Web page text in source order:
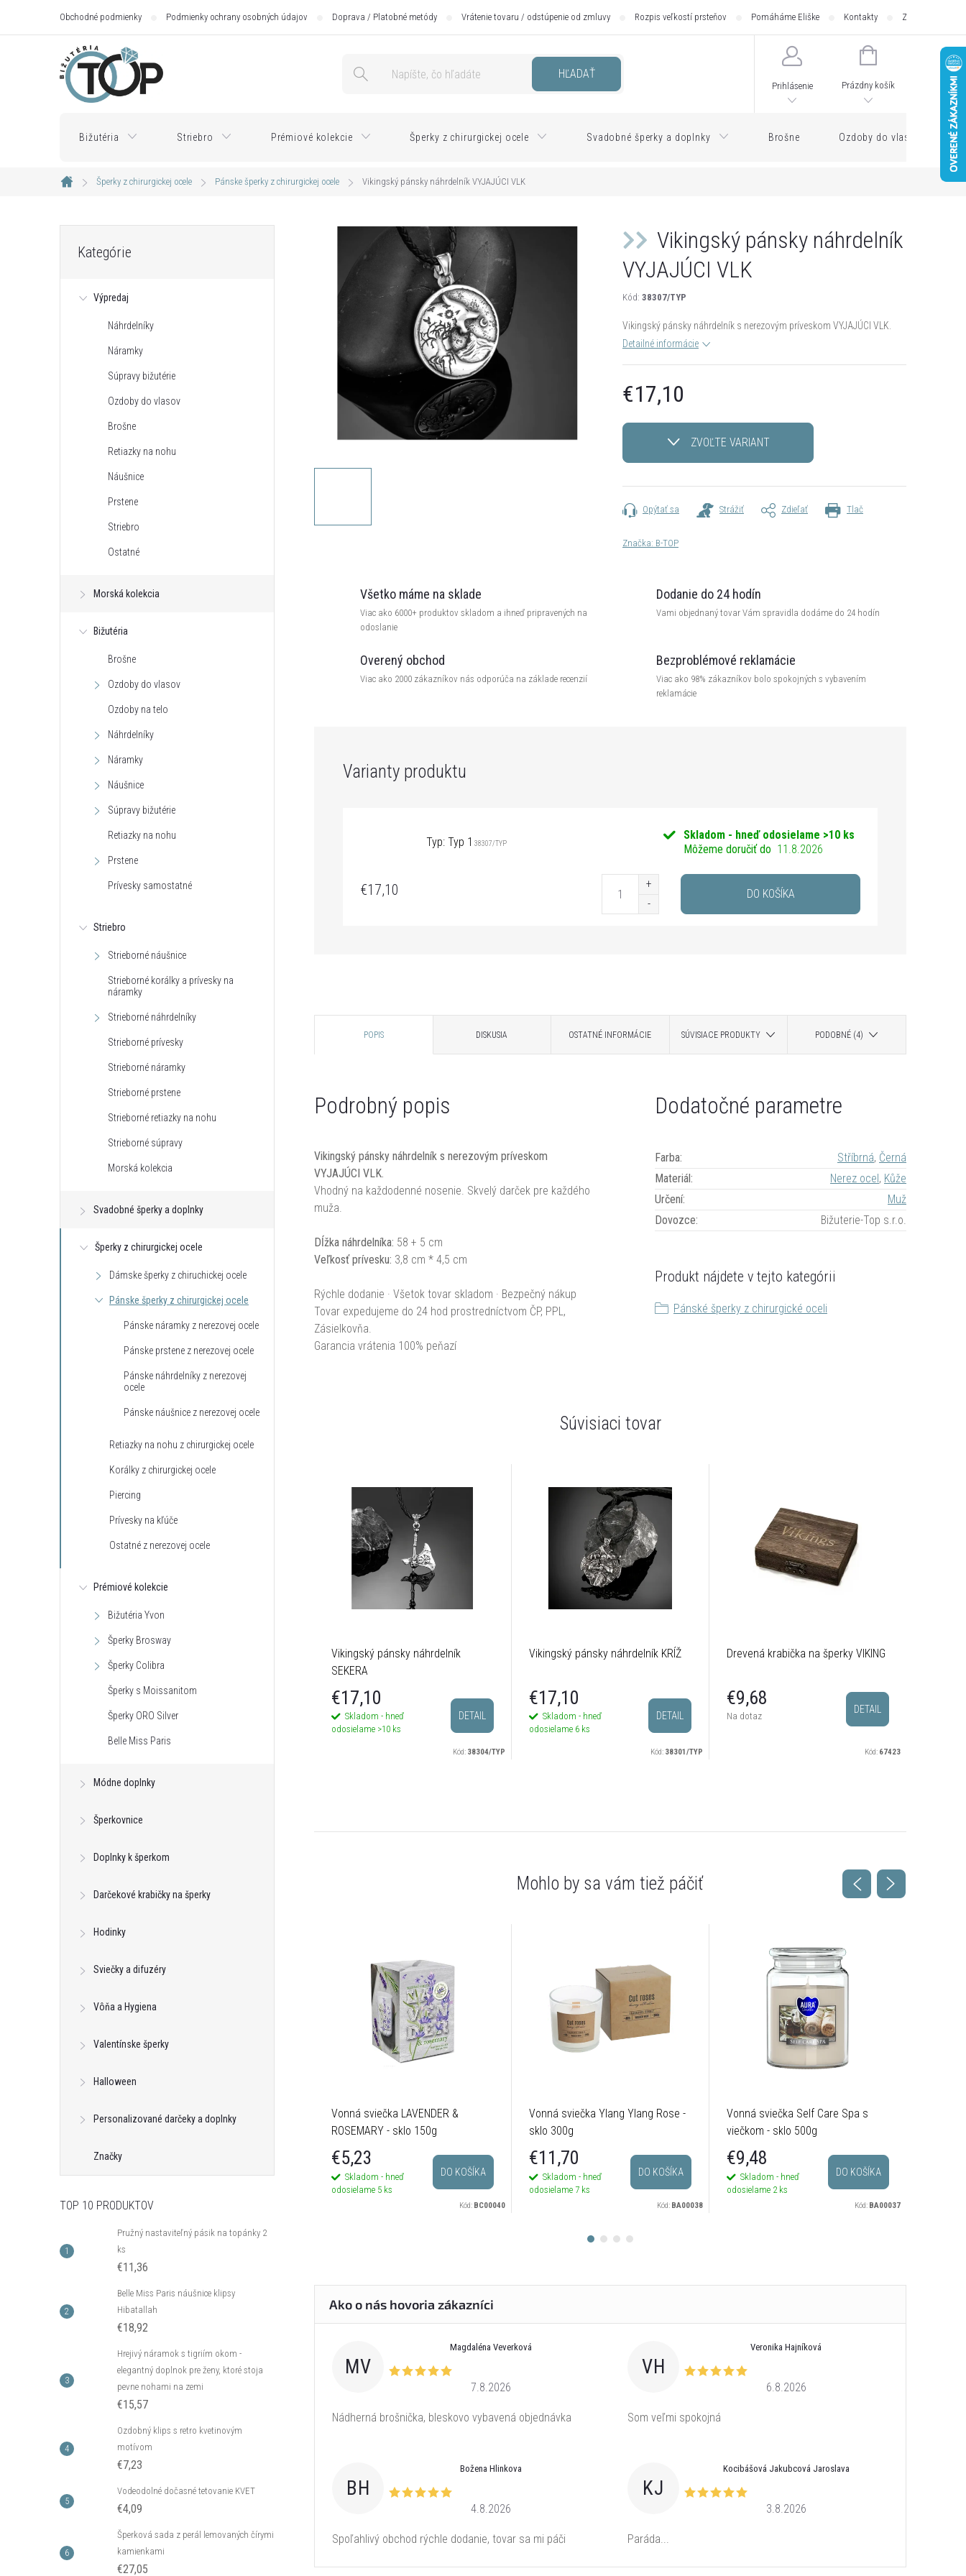
Obchodné podmienky Podmienky ochrany osobných údajov Doprava / Platobné metódy Vrátenie tovaru / odstúpenie od zmluvy Rozpis veľkostí prsteňov Pomáháme Eliške Kontakty Zásilkovna -
HĽADAŤ
Prihlásenie
NÁKUPNÝ
Prázdny košík
Bižutéria Striebro Prémiové kolekcie Šperky z chirurgickej ocele Svadobné šperky a doplnky Brošne Ozdoby do vlasov
Domov
Šperky z chirurgickej ocele Pánske šperky z chirurgickej ocele Vikingský pánsky náhrdelník VYJAJÚCI VLK
kategórie
Kategórie
Výpredaj
Náhrdelníky
Náramky
Súpravy bižutérie
Ozdoby do vlasov
Brošne
Retiazky na nohu
Náušnice
Prstene
Striebro
Ostatné
Morská kolekcia
Bižutéria
Brošne
Ozdoby do vlasov
Ozdoby na telo
Náhrdelníky
Náramky
Náušnice
Súpravy bižutérie
Retiazky na nohu
Prstene
Prívesky samostatné
Striebro
Strieborné náušnice
Strieborné korálky a prívesky na
náramky
Strieborné náhrdelníky
Strieborné prívesky
Strieborné náramky
Strieborné prstene
Strieborné retiazky na nohu
Strieborné súpravy
Morská kolekcia
Svadobné šperky a doplnky
Šperky z chirurgickej ocele
Dámske šperky z chiruchickej ocele
Pánske šperky z chirurgickej ocele
Pánske náramky z nerezovej ocele
Pánske prstene z nerezovej ocele
Pánske náhrdelníky z nerezovej
ocele
Pánske náušnice z nerezovej ocele
Retiazky na nohu z chirurgickej ocele
Korálky z chirurgickej ocele
Piercing
Prívesky na kľúče
Ostatné z nerezovej ocele
Prémiové kolekcie
Bižutéria Yvon
Šperky Brosway
Šperky Colibra
Šperky s Moissanitom
Šperky ORO Silver
Belle Miss Paris
Módne doplnky
Šperkovnice
Doplnky k šperkom
Darčekové krabičky na šperky
Hodinky
Sviečky a difuzéry
Vôňa a Hygiena
Valentínske šperky
Halloween
Personalizované darčeky a doplnky
Značky
TOP 10 PRODUKTOV
Pružný nastaviteľný pásik na topánky 2
ks
€11,36
Belle Miss Paris náušnice klipsy
Hibatallah
€18,92
Hrejivý náramok s tigriím okom -
elegantný doplnok pre ženy, ktoré stoja
pevne nohami na zemi
€15,57
Ozdobný klips s retro kvetinovým
motívom
€7,23
Vodeodolné dočasné tetovanie KVET
€4,09
Šperková sada z perál lemovaných čírymi
kamienkami
€27,05
Vikingský pánsky náhrdelník
VYJAJÚCI VLK
Kód: 38307/TYP
Vikingský pánsky náhrdelník s nerezovým príveskom VYJAJÚCI VLK.
Detailné informácie
€17,10
cena:
ZVOĽTE VARIANT
Tlač
Opýtať sa Strážiť Zdieľať
Značka: B-TOP
Všetko máme na sklade
Viac ako 6000+ produktov skladom a ihneď pripravených na
odoslanie
Dodanie do 24 hodín
Vami objednaný tovar Vám spravidla dodáme do 24 hodín
Overený obchod
Viac ako 2000 zákazníkov nás odporúča na základe recenzií
Bezproblémové reklamácie
Viac ako 98% zákazníkov bolo spokojných s vybavením
reklamácie
Typ: Typ 1 38307/TYP
Skladom - hneď odosielame >10 ks
Môžeme doručiť do 11.8.2026
€17,10 DO KOŠÍKA
POPIS DISKUSIA OSTATNÉ INFORMÁCIE SÚVISIACE PRODUKTY PODOBNÉ (4)
Podrobný popis
Vikingský pánsky náhrdelník s nerezovým príveskom
VYJAJÚCI VLK.
Vhodný na každodenné nosenie. Skvelý darček pre každého
muža.
Dĺžka náhrdelníka: 58 + 5 cm
Veľkosť prívesku: 3,8 cm * 4,5 cm
Rýchle dodanie · Všetok tovar skladom · Bezpečný nákup
Tovar expedujeme do 24 hod prostredníctvom ČP, PPL,
Zásielkovňa.
Garancia vrátenia 100% peňazí
Dodatočné parametre
Farba: Stříbrná, Černá
Materiál: Nerez ocel, Kůže
Určení:
Muž
Dovozce: Bižuterie-Top s.r.o.
Produkt nájdete v tejto kategórii
Pánské šperky z chirurgické oceli
Súvisiaci tovar
Vikingský pánsky náhrdelník
SEKERA
€17,10
Skladom - hneď
odosielame >10 ks
DETAIL
Kód: 38304/TYP
Vikingský pánsky náhrdelník KRÍŽ
€17,10
Skladom - hneď
odosielame 6 ks
DETAIL
Kód: 38301/TYP
Drevená krabička na šperky VIKING
€9,68
Na dotaz
DETAIL
Kód: 67423
Kód: BA00037
Vonná sviečka Monstera Big Blue -
Na dotaz
Vonná sviečka LAVENDER &
ROSEMARY - sklo 150g
€5,23
Skladom - hneď
odosielame 5 ks
DO KOŠÍKA
Kód: BC00040
Vonná sviečka Ylang Ylang Rose -
sklo 300g
€11,70
Skladom - hneď
odosielame 7 ks
DO KOŠÍKA
Kód: BA00038
Vonná sviečka Self Care Spa s
viečkom - sklo 500g
€9,48
Skladom - hneď
odosielame 2 ks
DO KOŠÍKA
Kód: BA00037
MV
Magdaléna Veverková
7.8.2026
Nádherná brošnička, bleskovo vybavená objednávka
VH
Veronika Hajníková
6.8.2026
Som veľmi spokojná
BH
Božena Hlinkova
4.8.2026
Spoľahlivý obchod rýchle dodanie, tovar sa mi páči
KJ
Kocibášová Jakubcová Jaroslava
3.8.2026
Paráda...